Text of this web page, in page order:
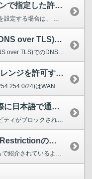
Geo Restrictionに対してドメインで指定した許可ルールが機能しません
Geo Restrictionに対して個別に許可ルールを設定する場合は、 宛先情報はIPアドレスに基づいて設定する必要があります。 ドメインに基づく許可ルールの作成はサポートされていません。...
DoH(DNS over HTTPS)やDoT(DNS over TLS)はサポートされていますか？
CatoではDoH(DNS over HTTPS)やDoT(DNS over TLS)でのDNSフォワーディングをサポートしていません。 macOS Ventura、およびiPhone iOS...
WAN FirewallでCatoのシステムレンジを許可する必要はありますか？
CASBやDLPでブロックされた際に日本語で通知することは可能ですか？
CatoのCASB機能、DLP機能にてアクティビティがブロックされた場合、 ブロックされたユーザ端末へブロックされたアプリケーションが含まれたメッセージが通知されます。 ユーザ通知の前提条件...
CASBのログイン制御とTenant Restrictionの違いを教えてください。
Application Control Policyにおいて、こちらで紹介されているように 任意のSaaSアプリケーションへログインする際、 特定ドメインのみログインを許可するよう設定するこ...